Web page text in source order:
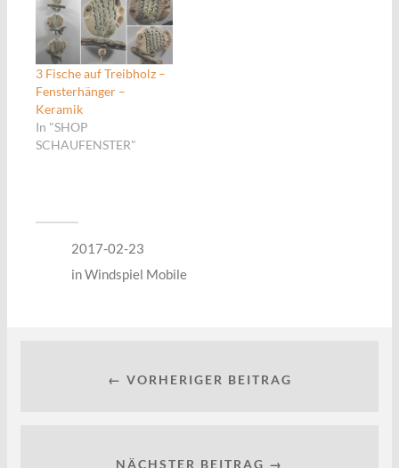
3 Fische auf Treibholz –
Fensterhänger –
Keramik
In "SHOP
SCHAUFENSTER"
2017-02-23
inWindspiel Mobile
← VORHERIGER BEITRAG
NÄCHSTER BEITRAG →